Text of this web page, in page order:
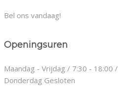
Bel ons vandaag!
Openingsuren
Maandag - Vrijdag / 7:30 - 18:00 /
Donderdag Gesloten